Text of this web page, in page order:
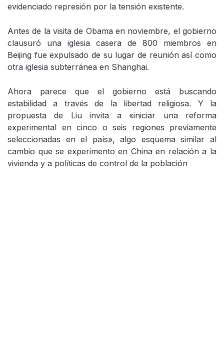
evidenciado represión por la tensión existente.
Antes de la visita de Obama en noviembre, el gobierno
clausuró una iglesia casera de 800 miembros en
Beijing fue expulsado de su lugar de reunión así como
otra iglesia subterránea en Shanghai.
Ahora parece que el gobierno está buscando
estabilidad a través de la libertad religiosa. Y la
propuesta de Liu invita a «iniciar una reforma
experimental en cinco o seis regiones previamente
seleccionadas en el país», algo esquema similar al
cambio que se experimento en China en relación a la
vivienda y a políticas de control de la población